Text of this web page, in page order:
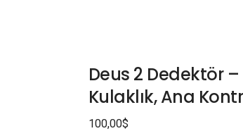
Deus 2 Dedektör –
Kulaklık, Ana
100,00$